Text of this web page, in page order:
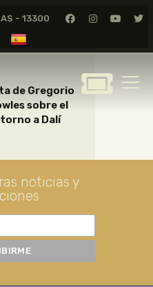
- 13300
DIBUJO
de Gregorio
sobre el
a Dalí
noticias y